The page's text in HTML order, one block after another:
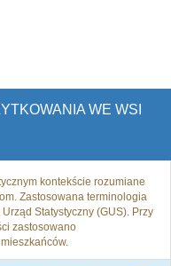
WE WSI
kontekście rozumiane
Zastosowana terminologia
Statystyczny (GUS). Przy
zastosowano